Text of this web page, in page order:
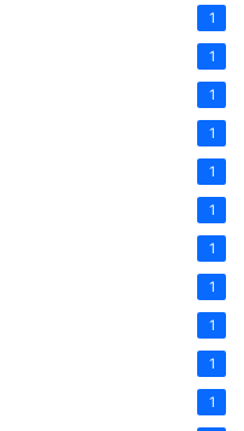
1
1
1
1
1
1
1
1
1
1
1